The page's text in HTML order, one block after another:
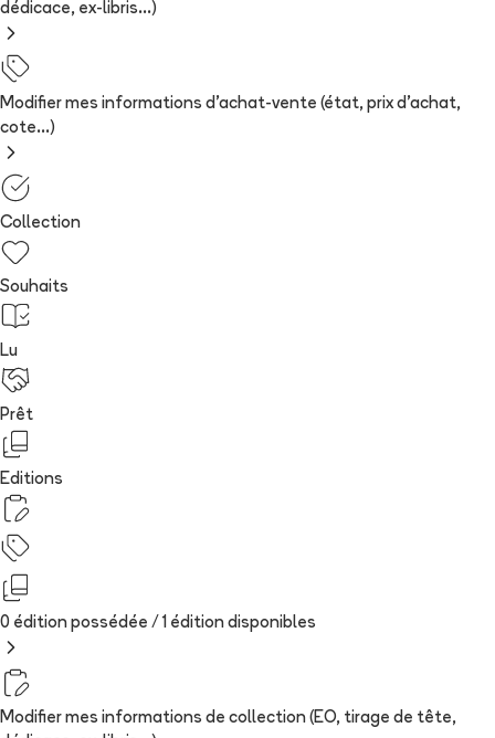
dédicace, ex-libris...)
Modifier mes informations d'achat-vente (état, prix d'achat,
cote...)
Collection
Souhaits
Lu
Prêt
Editions
0 édition possédée / 1 édition disponibles
Modifier mes informations de collection (EO, tirage de tête,